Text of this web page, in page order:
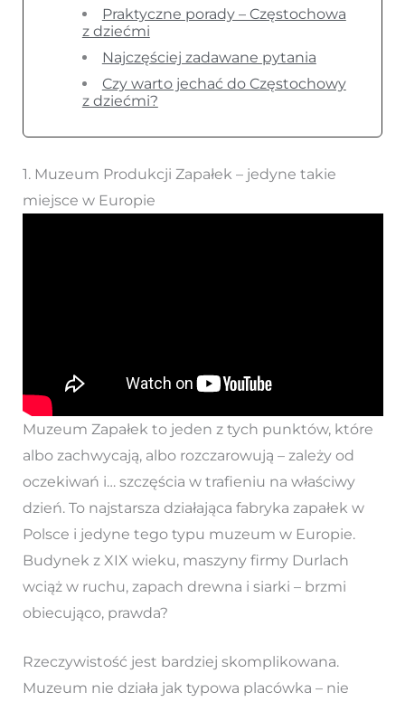
Praktyczne porady – Częstochowa
z dziećmi
Najczęściej zadawane pytania
Czy warto jechać do Częstochowy
z dziećmi?
1. Muzeum Produkcji Zapałek – jedyne takie
miejsce w Europie
Muzeum Zapałek to jeden z tych punktów, które
albo zachwycają, albo rozczarowują – zależy od
oczekiwań i… szczęścia w trafieniu na właściwy
dzień. To najstarsza działająca fabryka zapałek w
Polsce i jedyne tego typu muzeum w Europie.
Budynek z XIX wieku, maszyny firmy Durlach
wciąż w ruchu, zapach drewna i siarki – brzmi
obiecująco, prawda?
Rzeczywistość jest bardziej skomplikowana.
Muzeum nie działa jak typowa placówka – nie